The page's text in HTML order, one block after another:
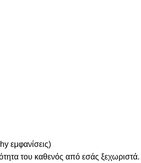
εμφανίσεις)
του καθενός από εσάς ξεχωριστά.